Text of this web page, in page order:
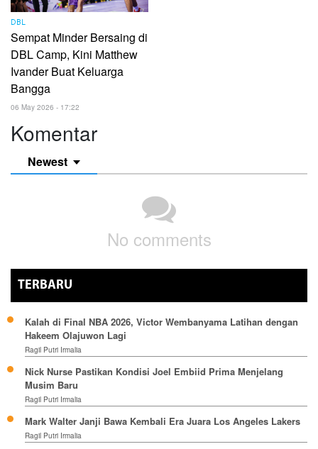
DBL
Sempat Minder Bersaing di
DBL Camp, Kini Matthew
Ivander Buat Keluarga
Bangga
06 May 2026 - 17:22
Komentar
Newest
No comments
TERBARU
Kalah di Final NBA 2026, Victor Wembanyama Latihan dengan
Hakeem Olajuwon Lagi
Ragil Putri Irmalia
Nick Nurse Pastikan Kondisi Joel Embiid Prima Menjelang
Musim Baru
Ragil Putri Irmalia
Mark Walter Janji Bawa Kembali Era Juara Los Angeles Lakers
Ragil Putri Irmalia